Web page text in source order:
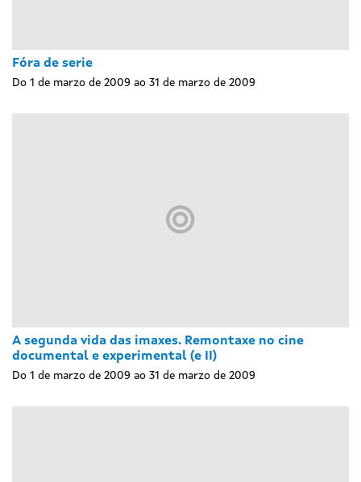
Fóra de serie
Do 1 de marzo de 2009 ao 31 de marzo de 2009
A segunda vida das imaxes. Remontaxe no cine
documental e experimental (e II)
Do 1 de marzo de 2009 ao 31 de marzo de 2009